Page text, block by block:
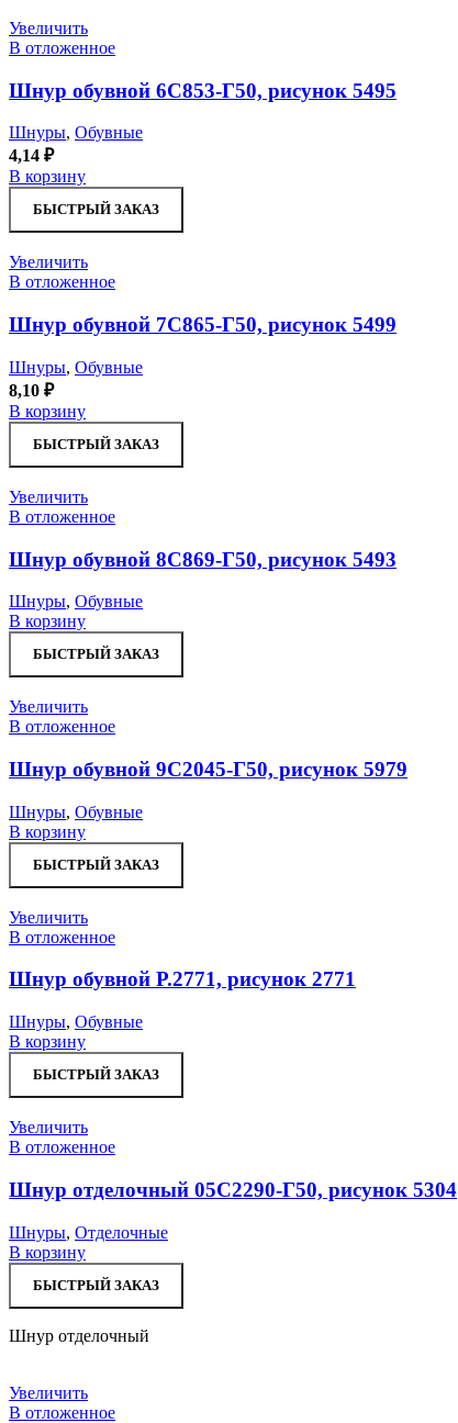
Увеличить
В отложенное
Шнур обувной 6С853-Г50, рисунок 5495
Шнуры, Обувные
4,14 ₽
В корзину
БЫСТРЫЙ ЗАКАЗ
Увеличить
В отложенное
Шнур обувной 7С865-Г50, рисунок 5499
Шнуры, Обувные
8,10 ₽
В корзину
БЫСТРЫЙ ЗАКАЗ
Увеличить
В отложенное
Шнур обувной 8С869-Г50, рисунок 5493
Шнуры, Обувные
В корзину
БЫСТРЫЙ ЗАКАЗ
Увеличить
В отложенное
Шнур обувной 9С2045-Г50, рисунок 5979
Шнуры, Обувные
В корзину
БЫСТРЫЙ ЗАКАЗ
Увеличить
В отложенное
Шнур обувной Р.2771, рисунок 2771
Шнуры, Обувные
В корзину
БЫСТРЫЙ ЗАКАЗ
Увеличить
В отложенное
Шнур отделочный 05С2290-Г50, рисунок 5304
Шнуры, Отделочные
В корзину
БЫСТРЫЙ ЗАКАЗ
Шнур отделочный
Увеличить
В отложенное